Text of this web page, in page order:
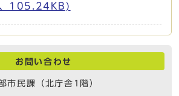
105.24KB)
お問い合わせ
市民課（北庁舎1階）